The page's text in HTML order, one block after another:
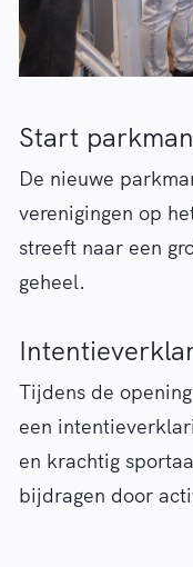
Start
De nieuwe
verenigingen op
streeft naar een
geheel.
Tijdens de
een
en krachtig
bijdragen door